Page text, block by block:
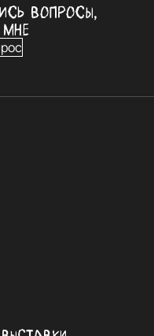
ВОПРОСЫ,